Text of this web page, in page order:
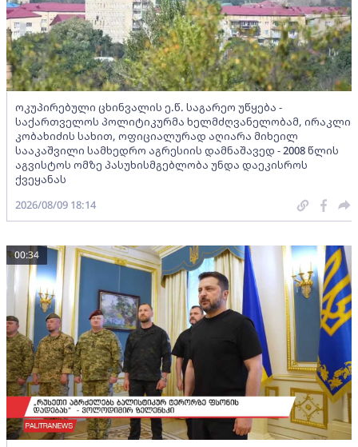
ოკუპირებული ცხინვალის ე.წ. საგარეო უწყება -
საქართველოს პოლიტიკურმა ხელმძღვანელობამ, ირაკლი
კობახიძის სახით, ოფიციალურად აღიარა მიხეილ
სააკაშვილი სამხედრო აგრესიის დამნაშავედ - 2008 წლის
აგვისტოს ომზე პასუხისმგებლობა უნდა დაეკისროს
ქვეყანას
2026/08/09 18:14
00:34